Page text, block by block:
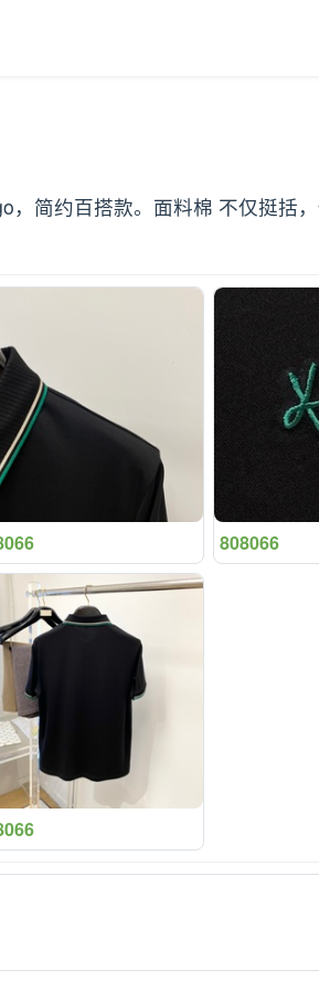
简约百搭款。面料棉 不仅挺括
808066